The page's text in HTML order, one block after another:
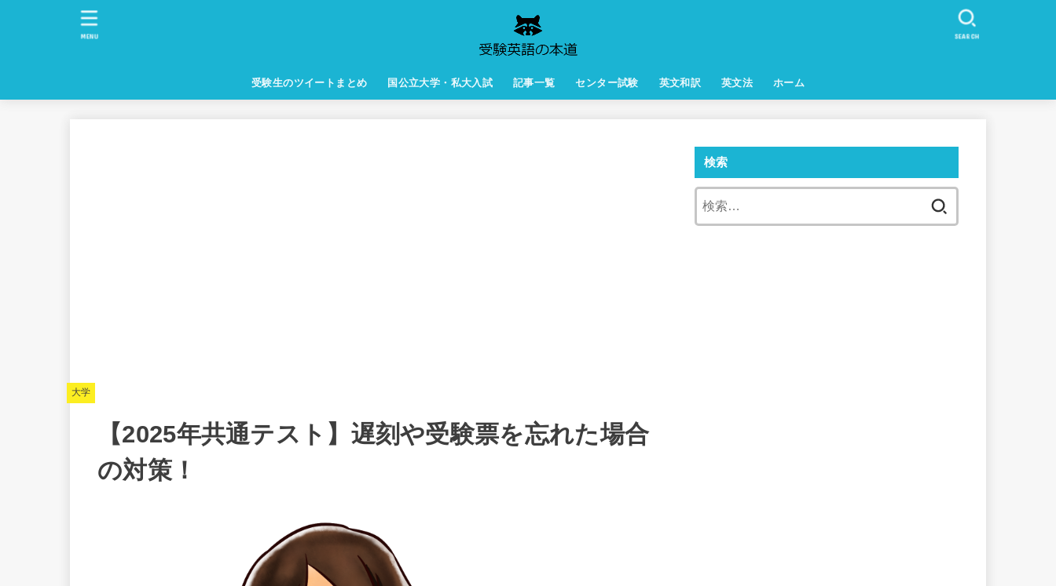
受験生のツイートまとめ 国公立大学・私大入試 記事一覧 センター試験 英文和訳 英文法 ホーム
SEARCH
MENU
大学
【2025年共通テスト】遅刻や受験票を忘れた場合
の対策！
検索